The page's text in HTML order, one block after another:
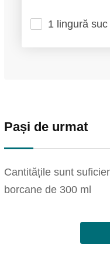
1 lingură
Pași de urmat
Cantitățile sunt
borcane de 300 ml